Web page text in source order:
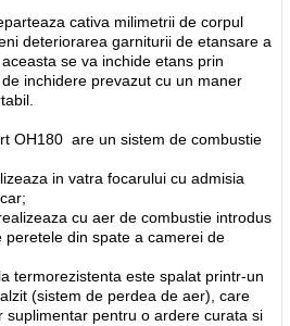
cativa milimetrii de corpul
deteriorarea garniturii de etansare a
se va inchide etans prin
inchidere prevazut cu un maner
OH180 are un sistem de combustie
in vatra focarului cu admisia
cu aer de combustie introdus
peretele din spate a camerei de
termorezistenta este spalat printr-un
(sistem de perdea de aer), care
suplimentar pentru o ardere curata si